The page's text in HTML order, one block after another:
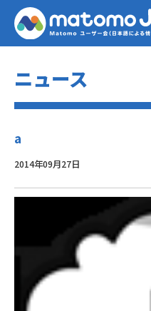
Home»
ニュース
a
2014年09月27日